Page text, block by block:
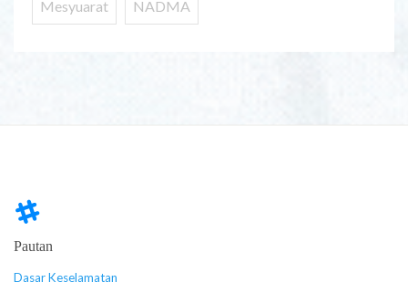
Mesyuarat NADMA
Pautan
Dasar Keselamatan